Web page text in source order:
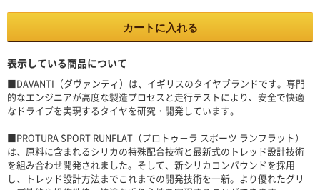
カートに入れる
表示している商品について
■DAVANTI（ダヴァンティ）は、イギリスのタイヤブランドです。専門
的なエンジニアが高度な製造プロセスと走行テストにより、安全で快適
なドライブを実現するタイヤを研究・開発しています。
■PROTURA SPORT RUNFLAT（プロトゥ－ラ スポーツ ランフラット）
は、原料に含まれるシリカの特殊配合技術と最新式のトレッド設計技術
を組み合わせ開発されました。そして、新シリカコンパウンドを採用
し、トレッド設計方法までこれまでの開発技術を一新。より優れたグリ